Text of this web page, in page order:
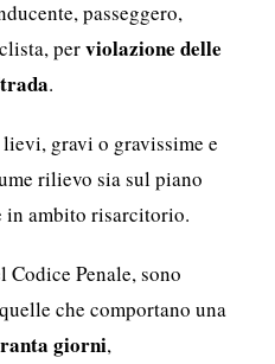
passeggero,
perviolazione delle
.
gravi o gravissime e
rilievo sia sul piano
in ambito risarcitorio.
Codice Penale, sono
quelle che comportano una
giorni,